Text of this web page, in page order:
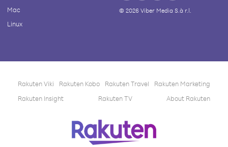
Mac
Linux
© 2026Viber Media S.à r.l.
Rakuten Viki Rakuten Kobo Rakuten Travel
Rakuten Marketing
Rakuten Insight
Rakuten TV About Rakuten